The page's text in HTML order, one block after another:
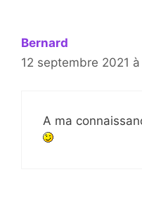
Bernard
12 septembre 2021
A ma